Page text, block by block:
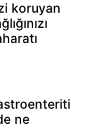
koruyan
ne